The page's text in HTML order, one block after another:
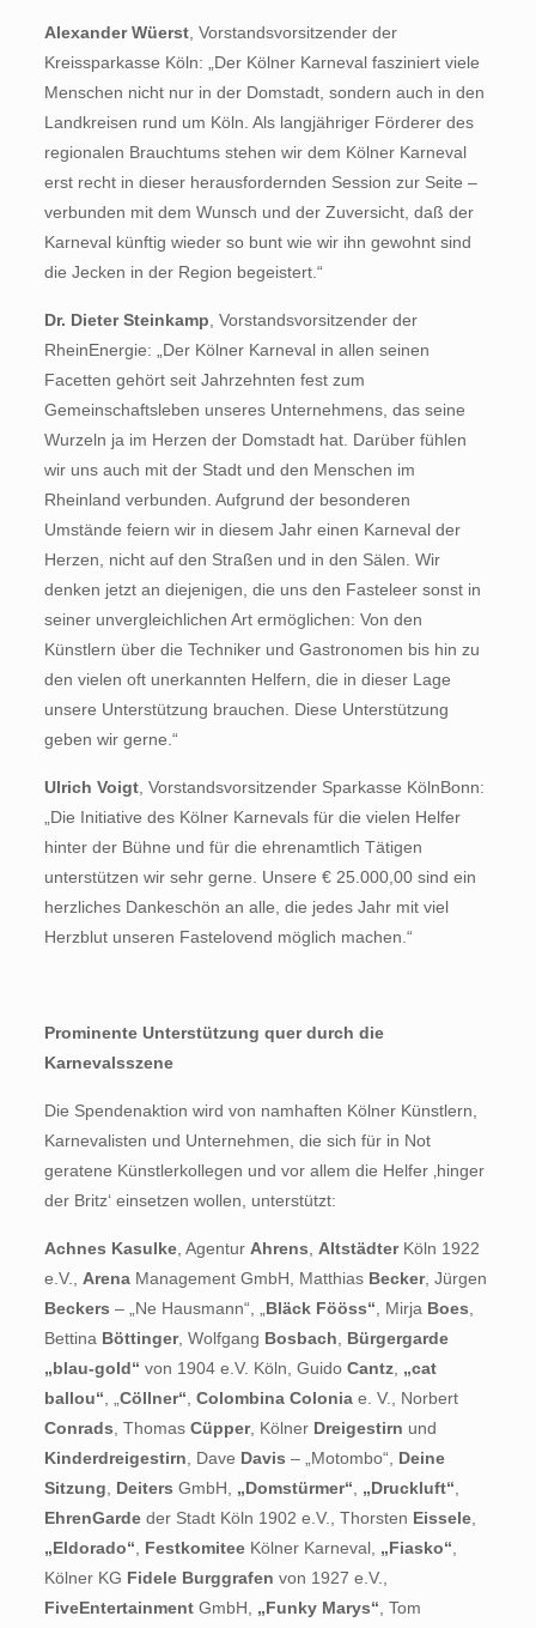
Alexander Wüerst, Vorstandsvorsitzender der
Kreissparkasse Köln: „Der Kölner Karneval fasziniert viele
Menschen nicht nur in der Domstadt, sondern auch in den
Landkreisen rund um Köln. Als langjähriger Förderer des
regionalen Brauchtums stehen wir dem Kölner Karneval
erst recht in dieser herausfordernden Session zur Seite –
verbunden mit dem Wunsch und der Zuversicht, daß der
Karneval künftig wieder so bunt wie wir ihn gewohnt sind
die Jecken in der Region begeistert.“
Dr. Dieter Steinkamp , Vorstandsvorsitzender der
RheinEnergie: „Der Kölner Karneval in allen seinen
Facetten gehört seit Jahrzehnten fest zum
Gemeinschaftsleben unseres Unternehmens, das seine
Wurzeln ja im Herzen der Domstadt hat. Darüber fühlen
wir uns auch mit der Stadt und den Menschen im
Rheinland verbunden. Aufgrund der besonderen
Umstände feiern wir in diesem Jahr einen Karneval der
Herzen, nicht auf den Straßen und in den Sälen. Wir
denken jetzt an diejenigen, die uns den Fasteleer sonst in
seiner unvergleichlichen Art ermöglichen: Von den
Künstlern über die Techniker und Gastronomen bis hin zu
den vielen oft unerkannten Helfern, die in dieser Lage
unsere Unterstützung brauchen. Diese Unterstützung
geben wir gerne.“
Ulrich Voigt, Vorstandsvorsitzender Sparkasse KölnBonn:
„Die Initiative des Kölner Karnevals für die vielen Helfer
hinter der Bühne und für die ehrenamtlich Tätigen
unterstützen wir sehr gerne. Unsere € 25.000,00 sind ein
herzliches Dankeschön an alle, die jedes Jahr mit viel
Herzblut unseren Fastelovend möglich machen.“
Prominente Unterstützung quer durch die
Karnevalsszene
Die Spendenaktion wird von namhaften Kölner Künstlern,
Karnevalisten und Unternehmen, die sich für in Not
geratene Künstlerkollegen und vor allem die Helfer ‚hinger
der Britz‘ einsetzen wollen, unterstützt:
Achnes Kasulke, Agentur Ahrens Altstädter Köln 1922
e.V., Arena Management GmbH, Matthias Becker, Jürgen
Beckers – „Ne Hausmann“, „ Bläck Fööss“ , Mirja Boes
Bettina Böttinger, Wolfgang Bosbach
Bürgergarde
„blau-gold“ von 1904 e.V. Köln, Guido Cantz, „cat
ballou“
Cöllner“ Colombina Coloniae. V., Norbert
Conrads , Thomas Cüpper, Kölner Dreigestirn und
Kinderdreigestirn , Dave Davis – „Motombo“, Deine
Sitzung
Deiters GmbH, „Domstürmer“ „Druckluft“
EhrenGarde der Stadt Köln 1902 e.V., Thorsten Eissele,
„Eldorado“
Festkomitee Kölner Karneval, „Fiasko“
Kölner KG Fidele Burggrafen von 1927 e.V.,
FiveEntertainmentGmbH, „Funky Marys“ , Tom